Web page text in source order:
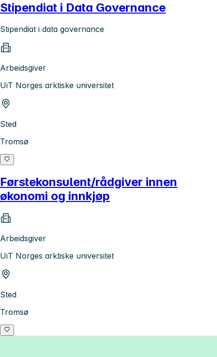
Stipendiat i Data Governance
Stipendiat i data governance
Arbeidsgiver
UiT Norges arktiske universitet
Sted
Tromsø
Førstekonsulent/rådgiver innen
økonomi og innkjøp
Arbeidsgiver
UiT Norges arktiske universitet
Sted
Tromsø